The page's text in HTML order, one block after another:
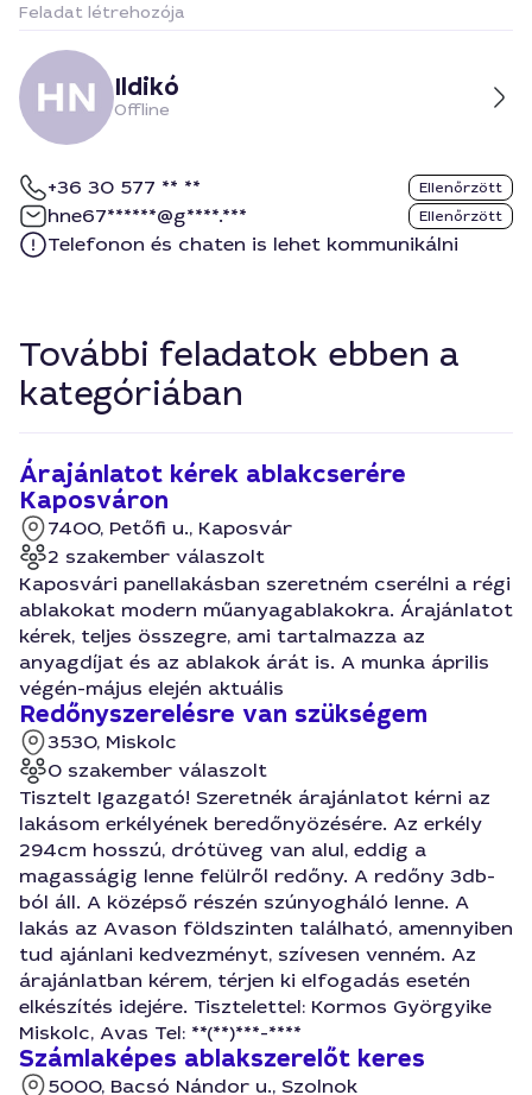
Feladat létrehozója
Ildikó
Offline
+36 30 577 ** ** Ellenőrzött
hne67******@g****.*** Ellenőrzött
Telefonon és chaten is lehet kommunikálni
További feladatok ebben a
kategóriában
Árajánlatot kérek ablakcserére
Kaposváron
7400, Petőfi u., Kaposvár
2 szakember válaszolt
Kaposvári panellakásban szeretném cserélni a régi
ablakokat modern műanyagablakokra. Árajánlatot
kérek, teljes összegre, ami tartalmazza az
anyagdíjat és az ablakok árát is. A munka április
végén-május elején aktuális
Redőnyszerelésre van szükségem
3530, Miskolc
0 szakember válaszolt
Tisztelt Igazgató! Szeretnék árajánlatot kérni az
lakásom erkélyének beredőnyözésére. Az erkély
294cm hosszú, drótüveg van alul, eddig a
magasságig lenne felülről redőny. A redőny 3db-
ból áll. A középső részén szúnyogháló lenne. A
lakás az Avason földszinten található, amennyiben
tud ajánlani kedvezményt, szívesen venném. Az
árajánlatban kérem, térjen ki elfogadás esetén
elkészítés idejére. Tisztelettel: Kormos Györgyike
Miskolc, Avas Tel: **(**)***-****
Számlaképes ablakszerelőt keres
5000, Bacsó Nándor u., Szolnok